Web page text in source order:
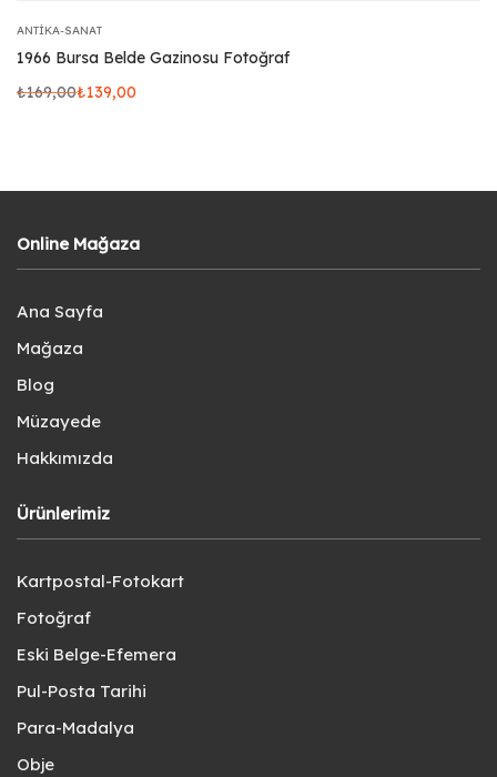
ANTIKA-SANAT
1966 Bursa Belde Gazinosu Fotoğraf
₺169,00₺139,00
Online Mağaza
Ana Sayfa
Mağaza
Blog
Müzayede
Hakkımızda
Ürünlerimiz
Kartpostal-Fotokart
Fotoğraf
Eski Belge-Efemera
Pul-Posta Tarihi
Para-Madalya
Obje